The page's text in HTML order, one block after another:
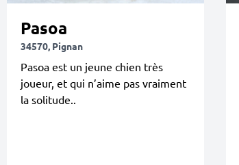
Pasoa
34570, Pignan
Pasoa est un jeune chien très
joueur, et qui n’aime pas vraiment
la solitude..